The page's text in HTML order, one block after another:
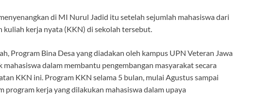
di MI Nurul Jadid itu setelah sejumlah mahasiswa dari
kuliah kerja nyata (KKN) di sekolah tersebut.
Program Bina Desa yang diadakan oleh kampus UPN Veteran Jawa
dalam membantu pengembangan masyarakat secara
KKN ini. Program KKN selama 5 bulan, mulai Agustus sampai
program kerja yang dilakukan mahasiswa dalam upaya